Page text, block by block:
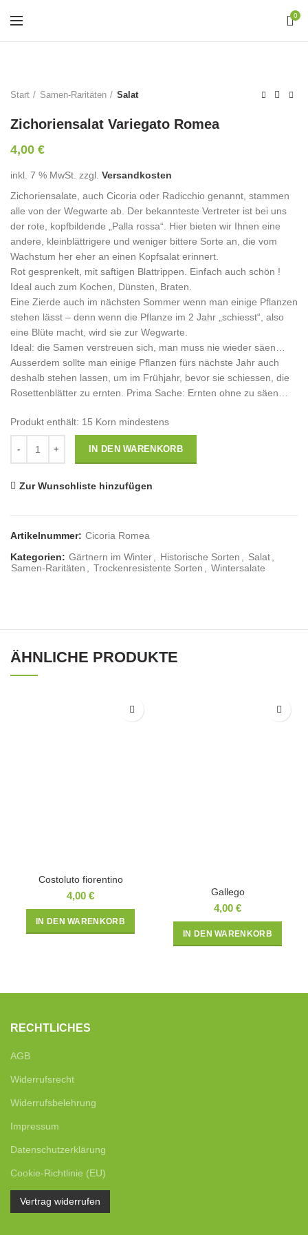
0
Start Samen-Raritäten Salat
Zichoriensalat Variegato Romea
4,00 €
inkl. 7 % MwSt. zzgl. Versandkosten
Zichoriensalate, auch Cicoria oder Radicchio genannt, stammen
alle von der Wegwarte ab. Der bekannteste Vertreter ist bei uns
der rote, kopfbildende „Palla rossa“. Hier bieten wir Ihnen eine
andere, kleinblättrigere und weniger bittere Sorte an, die vom
Wachstum her eher an einen Kopfsalat erinnert.
Rot gesprenkelt, mit saftigen Blattrippen. Einfach auch schön !
Ideal auch zum Kochen, Dünsten, Braten.
Eine Zierde auch im nächsten Sommer wenn man einige Pflanzen
stehen lässt – denn wenn die Pflanze im 2 Jahr „schiesst“, also
eine Blüte macht, wird sie zur Wegwarte.
Ideal: die Samen verstreuen sich, man muss nie wieder säen…
Ausserdem sollte man einige Pflanzen fürs nächste Jahr auch
deshalb stehen lassen, um im Frühjahr, bevor sie schiessen, die
Rosettenblätter zu ernten. Prima Sache: Ernten ohne zu säen…
Produkt enthält: 15 Korn mindestens
IN DEN WARENKORB
Zur Wunschliste hinzufügen
Artikelnummer: Cicoria Romea
Kategorien: Gärtnern im Winter Historische Sorten Salat
Samen-Raritäten
Trockenresistente Sorten Wintersalate
ÄHNLICHE PRODUKTE
Costoluto fiorentino
4,00 €
IN DEN WARENKORB
Gallego
4,00 €
IN DEN WARENKORB
RECHTLICHES
AGB
Widerrufsrecht
Widerrufsbelehrung
Impressum
Datenschutzerklärung
Cookie-Richtlinie (EU)
Vertrag widerrufen